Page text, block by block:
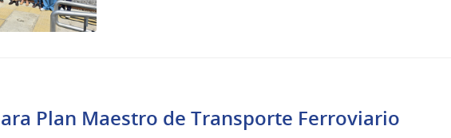
Plan Maestro de Transporte Ferroviario